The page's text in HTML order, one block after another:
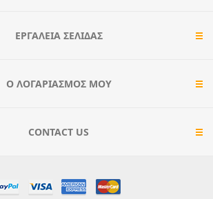
ΕΡΓΑΛΕΊΑ ΣΕΛΊΔΑΣ
Ο ΛΟΓΑΡΙΑΣΜΌΣ ΜΟΥ
CONTACT US